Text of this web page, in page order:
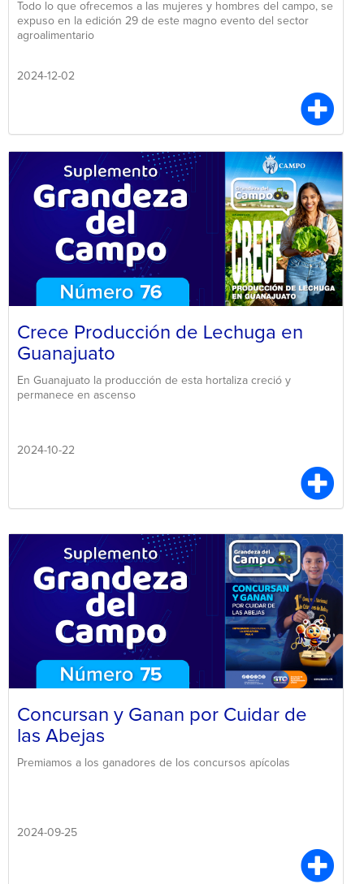
Todo lo que ofrecemos a las mujeres y hombres del campo, se
expuso en la edición 29 de este magno evento del sector
agroalimentario
2024-12-02
Crece Producción de Lechuga en
Guanajuato
En Guanajuato la producción de esta hortaliza creció y
permanece en ascenso
2024-10-22
Concursan y Ganan por Cuidar de
las Abejas
Premiamos a los ganadores de los concursos apícolas
2024-09-25